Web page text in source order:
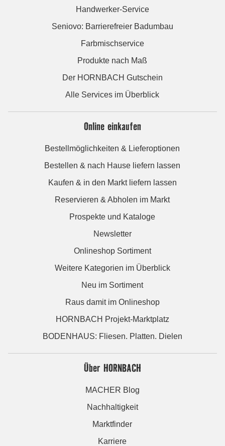
Handwerker-Service
Seniovo: Barrierefreier Badumbau
Farbmischservice
Produkte nach Maß
Der HORNBACH Gutschein
Alle Services im Überblick
Online einkaufen
Bestellmöglichkeiten & Lieferoptionen
Bestellen & nach Hause liefern lassen
Kaufen & in den Markt liefern lassen
Reservieren & Abholen im Markt
Prospekte und Kataloge
Newsletter
Onlineshop Sortiment
Weitere Kategorien im Überblick
Neu im Sortiment
Raus damit im Onlineshop
HORNBACH Projekt-Marktplatz
BODENHAUS: Fliesen. Platten. Dielen
Über HORNBACH
MACHER Blog
Nachhaltigkeit
Marktfinder
Karriere